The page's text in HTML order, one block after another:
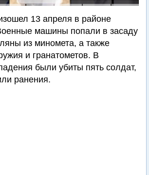
13 апреля в районе
машины попали в засаду
из миномета, а также
и гранатометов. В
были убиты пять солдат,
ранения.